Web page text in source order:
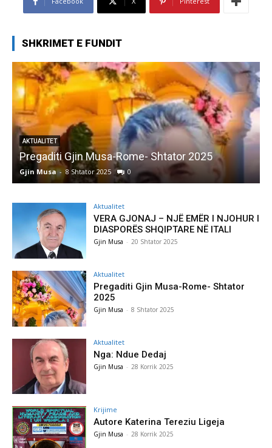
SHKRIMET E FUNDIT
AKTUALITET
Pregaditi Gjin Musa-Rome- Shtator 2025
Gjin Musa - 8 Shtator 2025 0
Aktualitet
VERA GJONAJ – NJË EMËR I NJOHUR I
DIASPORËS SHQIPTARE NË ITALI
Gjin Musa - 20 Shtator 2025
Aktualitet
Pregaditi Gjin Musa-Rome- Shtator
2025
Gjin Musa - 8 Shtator 2025
Aktualitet
Nga: Ndue Dedaj
Gjin Musa - 28 Korrik 2025
Krijime
Autore Katerina Tereziu Ligeja
Gjin Musa - 28 Korrik 2025